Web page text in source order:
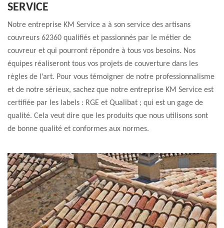
SERVICE
Notre entreprise KM Service a à son service des artisans
couvreurs 62360 qualifiés et passionnés par le métier de
couvreur et qui pourront répondre à tous vos besoins. Nos
équipes réaliseront tous vos projets de couverture dans les
règles de l’art. Pour vous témoigner de notre professionnalisme
et de notre sérieux, sachez que notre entreprise KM Service est
certifiée par les labels : RGE et Qualibat ; qui est un gage de
qualité. Cela veut dire que les produits que nous utilisons sont
de bonne qualité et conformes aux normes.